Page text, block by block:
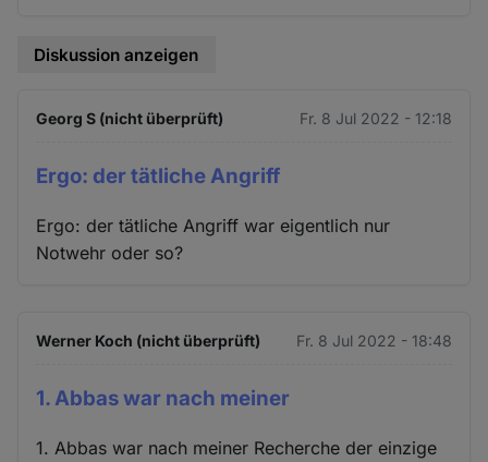
Diskussion anzeigen
Georg S (nicht überprüft) Fr. 8 Jul 2022 - 12:18
Ergo: der tätliche Angriff
Ergo: der tätliche Angriff war eigentlich nur
Notwehr oder so?
Werner Koch (nicht überprüft) Fr. 8 Jul 2022 - 18:48
1. Abbas war nach meiner
1. Abbas war nach meiner Recherche der einzige